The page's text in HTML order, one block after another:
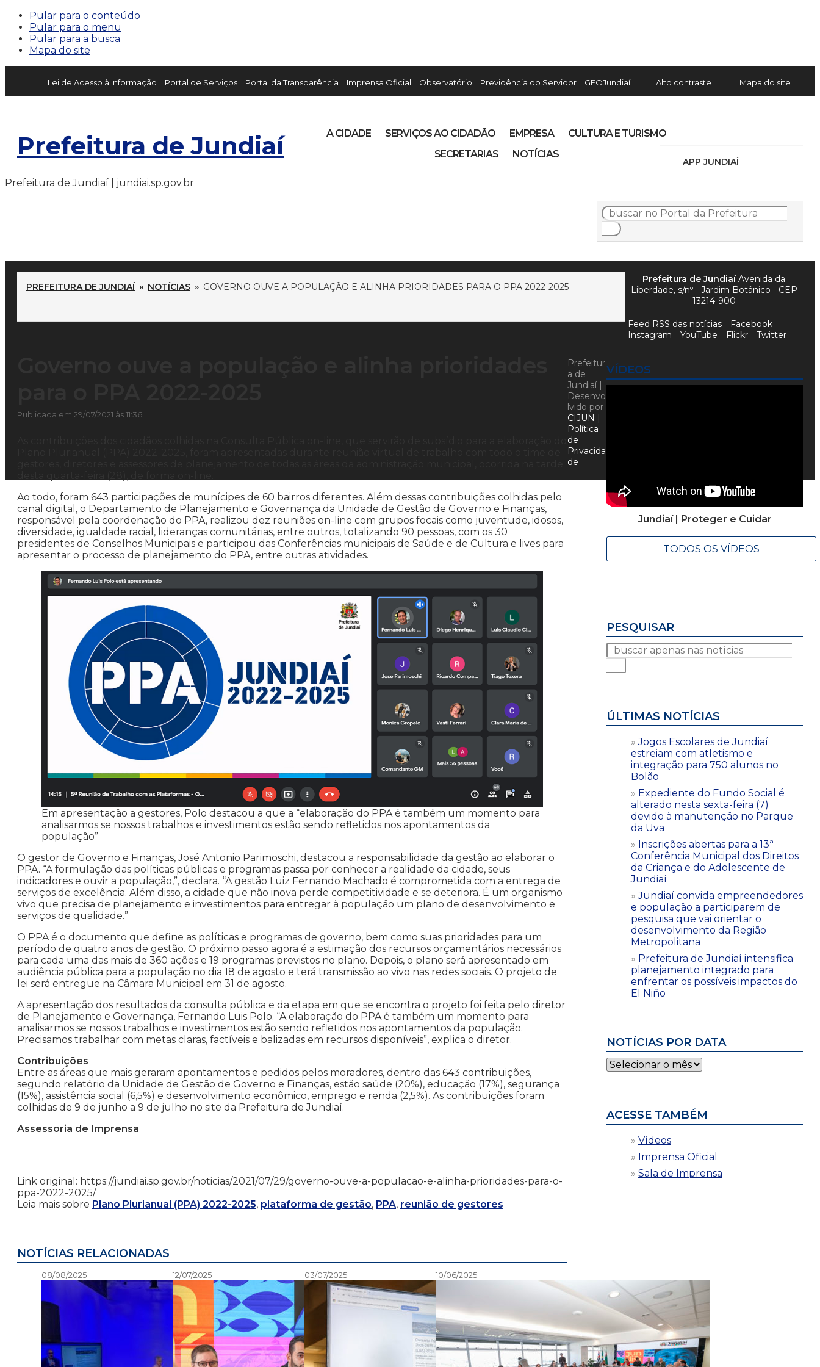
Pular para o conteúdo
Pular para o menu
Pular para a busca
Mapa do site
Lei de Acesso à Informação Portal de Serviços Portal da Transparência Imprensa Oficial Observatório Previdência do Servidor GEOJundiaí Alto contraste Mapa do site
Prefeitura de Jundiaí
APP JUNDIAÍ
A CIDADE SERVIÇOS AO CIDADÃO EMPRESA
CULTURA E TURISMO
SECRETARIAS
NOTÍCIAS
Prefeitura de Jundiaí | jundiai.sp.gov.br
PREFEITURA DE JUNDIAÍ » NOTÍCIAS » GOVERNO OUVE A POPULAÇÃO E ALINHA PRIORIDADES PARA O PPA 2022-2025
Publicada em 29/07/2021 às 11:36
Ao todo, foram 643 participações de munícipes de 60 bairros diferentes. Além dessas contribuições colhidas pelo
canal digital, o Departamento de Planejamento e Governança da Unidade de Gestão de Governo e Finanças,
responsável pela coordenação do PPA, realizou dez reuniões on-line com grupos focais como juventude, idosos,
diversidade, igualdade racial, lideranças comunitárias, entre outros, totalizando 90 pessoas, com os 30
presidentes de Conselhos Municipais e participou das Conferências municipais de Saúde e de Cultura e lives para
apresentar o processo de planejamento do PPA, entre outras atividades.
Em apresentação a gestores, Polo destacou a que a “elaboração do PPA é também um momento para
analisarmos se nossos trabalhos e investimentos estão sendo refletidos nos apontamentos da
população”
O gestor de Governo e Finanças, José Antonio Parimoschi, destacou a responsabilidade da gestão ao elaborar o
PPA. “A formulação das políticas públicas e programas passa por conhecer a realidade da cidade, seus
indicadores e ouvir a população,”, declara. “A gestão Luiz Fernando Machado é comprometida com a entrega de
serviços de excelência. Além disso, a cidade que não inova perde competitividade e se deteriora. É um organismo
vivo que precisa de planejamento e investimentos para entregar à população um plano de desenvolvimento e
serviços de qualidade.”
O PPA é o documento que define as políticas e programas de governo, bem como suas prioridades para um
período de quatro anos de gestão. O próximo passo agora é a estimação dos recursos orçamentários necessários
para cada uma das mais de 360 ações e 19 programas previstos no plano. Depois, o plano será apresentado em
audiência pública para a população no dia 18 de agosto e terá transmissão ao vivo nas redes sociais. O projeto de
lei será entregue na Câmara Municipal em 31 de agosto.
A apresentação dos resultados da consulta pública e da etapa em que se encontra o projeto foi feita pelo diretor
de Planejamento e Governança, Fernando Luis Polo. “A elaboração do PPA é também um momento para
analisarmos se nossos trabalhos e investimentos estão sendo refletidos nos apontamentos da população.
Precisamos trabalhar com metas claras, factíveis e balizadas em recursos disponíveis”, explica o diretor.
Contribuições
Entre as áreas que mais geraram apontamentos e pedidos pelos moradores, dentro das 643 contribuições,
segundo relatório da Unidade de Gestão de Governo e Finanças, estão saúde (20%), educação (17%), segurança
(15%), assistência social (6,5%) e desenvolvimento econômico, emprego e renda (2,5%). As contribuições foram
colhidas de 9 de junho a 9 de julho no site da Prefeitura de Jundiaí.
Assessoria de Imprensa
Link original: https://jundiai.sp.gov.br/noticias/2021/07/29/governo-ouve-a-populacao-e-alinha-prioridades-para-o-
ppa-2022-2025/
Leia mais sobre Plano Plurianual (PPA) 2022-2025, plataforma de gestão, PPA, reunião de gestores
NOTÍCIAS RELACIONADAS
08/08/2025 12/07/2025 03/07/2025 10/06/2025
VÍDEOS
Jundiaí | Proteger e Cuidar
TODOS OS VÍDEOS
PESQUISAR
ÚLTIMAS NOTÍCIAS
Jogos Escolares de Jundiaí
estreiam com atletismo e
integração para 750 alunos no
Bolão
Expediente do Fundo Social é
alterado nesta sexta-feira (7)
devido à manutenção no Parque
da Uva
Inscrições abertas para a 13ª
Conferência Municipal dos Direitos
da Criança e do Adolescente de
Jundiaí
Jundiaí convida empreendedores
e população a participarem de
pesquisa que vai orientar o
desenvolvimento da Região
Metropolitana
Prefeitura de Jundiaí intensifica
planejamento integrado para
enfrentar os possíveis impactos do
El Niño
NOTÍCIAS POR DATA
Notícias
por
ACESSE TAMBÉM
Vídeos
Imprensa Oficial
Sala de Imprensa
Prefeitura de JundiaíAvenida da
Liberdade, s/nº - Jardim Botânico - CEP
13214-900
Feed RSS das notícias
Facebook
Instagram
YouTube Flickr Twitter
Prefeitur
a de
Jundiaí |
Desenvo
lvido por
CIJUN |
Política
de
Privacida
de